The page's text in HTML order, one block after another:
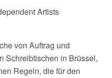
Artists
von Auftrag und
Schreibtischen in Brüssel,
Regeln, die für den